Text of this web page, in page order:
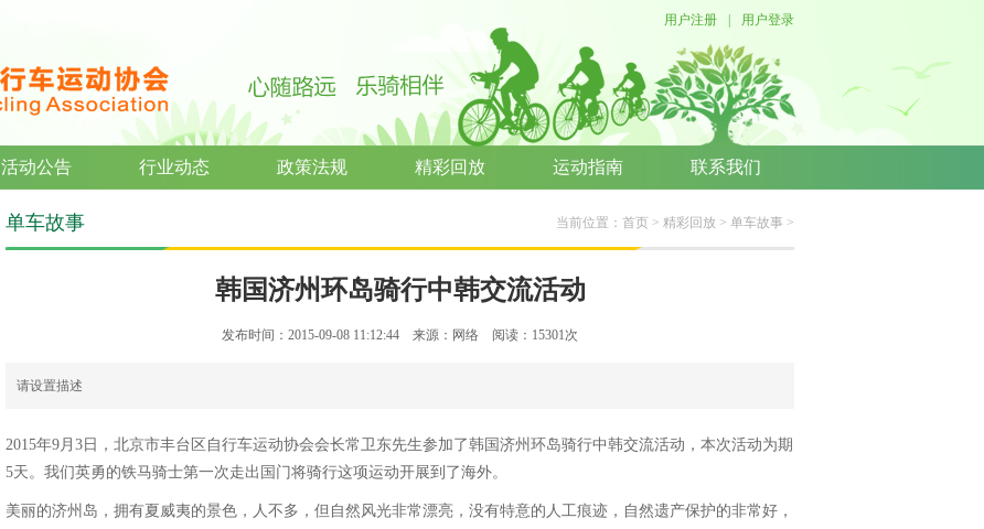
用户注册 用户登录
活动公告 行业动态 政策法规 精彩回放 运动指南 联系我们
单车故事 当前位置： 首页 > 精彩回放 > 单车故事 >
韩国济州环岛骑行中韩交流活动
发布时间：2015-09-08 11:12:44 来源：网络 阅读： 15301次
请设置描述
2015年9月3日，北京市丰台区自行车运动协会会长常卫东先生参加了韩国济州环岛骑行中韩交流活动，本次活动为期
5天。我们英勇的铁马骑士第一次走出国门将骑行这项运动开展到了海外。
美丽的济州岛，拥有夏威夷的景色，人不多，但自然风光非常漂亮，没有特意的人工痕迹，自然遗产保护的非常好，